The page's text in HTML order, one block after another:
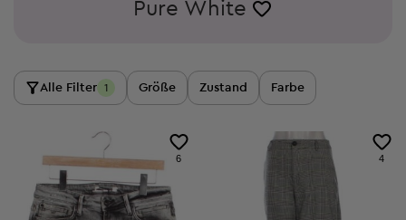
Pure White
Alle Filter 1 Größe Zustand Farbe
6 4